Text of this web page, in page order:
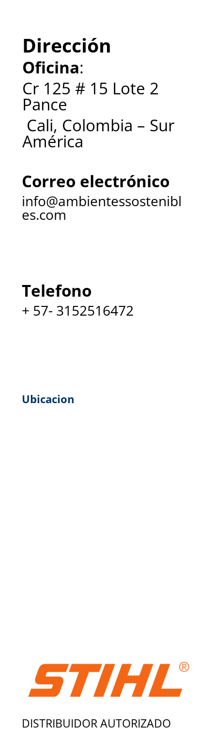
Dirección
Oficina:
Cr 125 # 15 Lote 2
Pance
Cali, Colombia – Sur
América
Correo electrónico
info@ambientessostenibl
es.com
Telefono
+ 57- 3152516472
Ubicacion
DISTRIBUIDOR AUTORIZADO